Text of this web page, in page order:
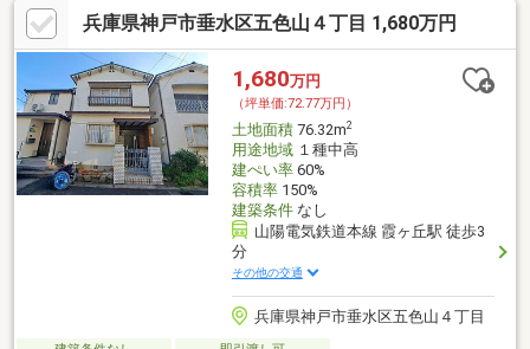
兵庫県神戸市垂水区五色山４丁目 1,680万円
1,680万円
（坪単価:72.77万円）
土地面積76.32m2
用途地域１種中高
建ぺい率60%
容積率150%
建築条件なし
山陽電気鉄道本線 霞ヶ丘駅 徒歩3
分
その他の交通
兵庫県神戸市垂水区五色山４丁目